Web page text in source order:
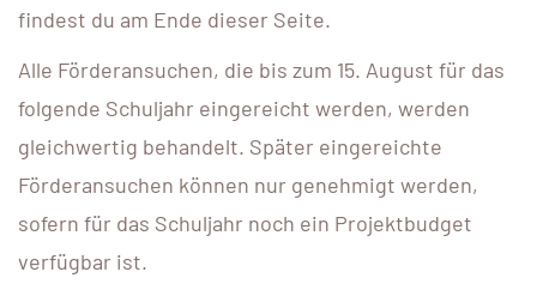
findest du am Ende dieser Seite.
Alle Förderansuchen, die bis zum 15. August für das
folgende Schuljahr eingereicht werden, werden
gleichwertig behandelt. Später eingereichte
Förderansuchen können nur genehmigt werden,
sofern für das Schuljahr noch ein Projektbudget
verfügbar ist.